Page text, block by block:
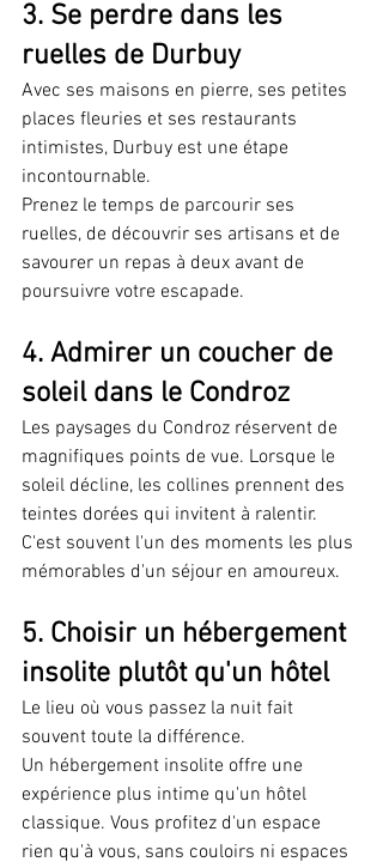
3. Se perdre dans les
ruelles de Durbuy
Avec ses maisons en pierre, ses petites
places fleuries et ses restaurants
intimistes, Durbuy est une étape
incontournable.
Prenez le temps de parcourir ses
ruelles, de découvrir ses artisans et de
savourer un repas à deux avant de
poursuivre votre escapade.
4. Admirer un coucher de
soleil dans le Condroz
Les paysages du Condroz réservent de
magnifiques points de vue. Lorsque le
soleil décline, les collines prennent des
teintes dorées qui invitent à ralentir.
C'est souvent l'un des moments les plus
mémorables d'un séjour en amoureux.
5. Choisir un hébergement
insolite plutôt qu'un hôtel
Le lieu où vous passez la nuit fait
souvent toute la différence.
Un hébergement insolite offre une
expérience plus intime qu'un hôtel
classique. Vous profitez d'un espace
rien qu'à vous, sans couloirs ni espaces